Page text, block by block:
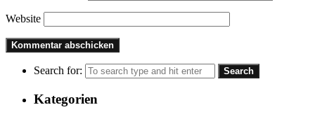
Website
Search for:
Kategorien